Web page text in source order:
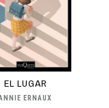
EL LUGAR
ERNAUX